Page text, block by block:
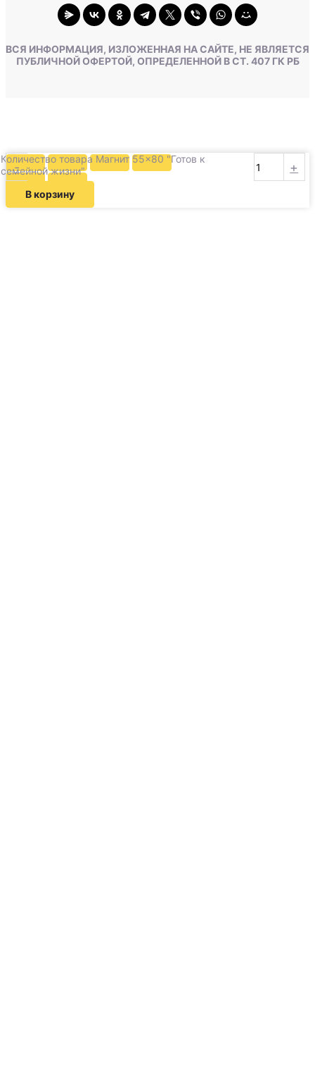
ВСЯ ИНФОРМАЦИЯ, ИЗЛОЖЕННАЯ НА САЙТЕ, НЕ ЯВЛЯЕТСЯ
ПУБЛИЧНОЙ ОФЕРТОЙ, ОПРЕДЕЛЕННОЙ В СТ. 407 ГК РБ
-
Количество товара Магнит 55×80 "Готов к
семейной жизни"
+
В корзину